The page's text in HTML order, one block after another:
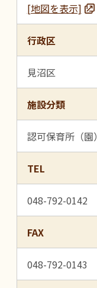
[地図を表示]
行政区
見沼区
施設分類
認可保育所（園）
TEL
048-792-0142
FAX
048-792-0143